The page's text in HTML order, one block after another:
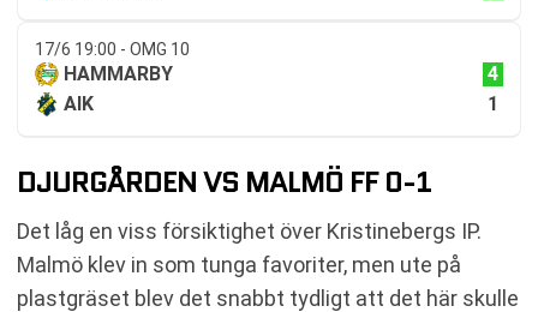
17/6 19:00 - OMG 10
HAMMARBY
4
AIK
1
DJURGÅRDEN VS MALMÖ FF 0-1
Det låg en viss försiktighet över Kristinebergs IP.
Malmö klev in som tunga favoriter, men ute på
plastgräset blev det snabbt tydligt att det här skulle